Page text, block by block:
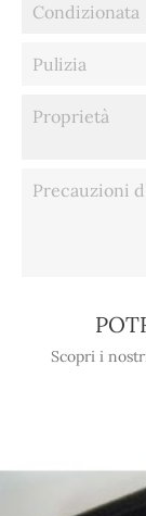
Condizionata
Pulizia
Proprietà
Precauzioni
Scopri i